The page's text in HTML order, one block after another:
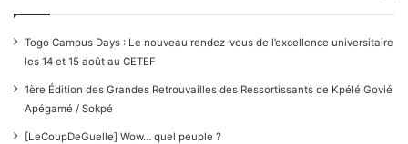
Togo Campus Days : Le nouveau rendez-vous de l’excellence universitaire
les 14 et 15 août au CETEF
1ère Édition des Grandes Retrouvailles des Ressortissants de Kpélé Govié
Apégamé / Sokpé
[LeCoupDeGuelle] Wow… quel peuple ?